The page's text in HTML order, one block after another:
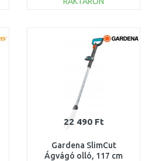
Összehasonlítás
22 490 Ft
Gardena SlimCut
Ágvágó olló, 117 cm